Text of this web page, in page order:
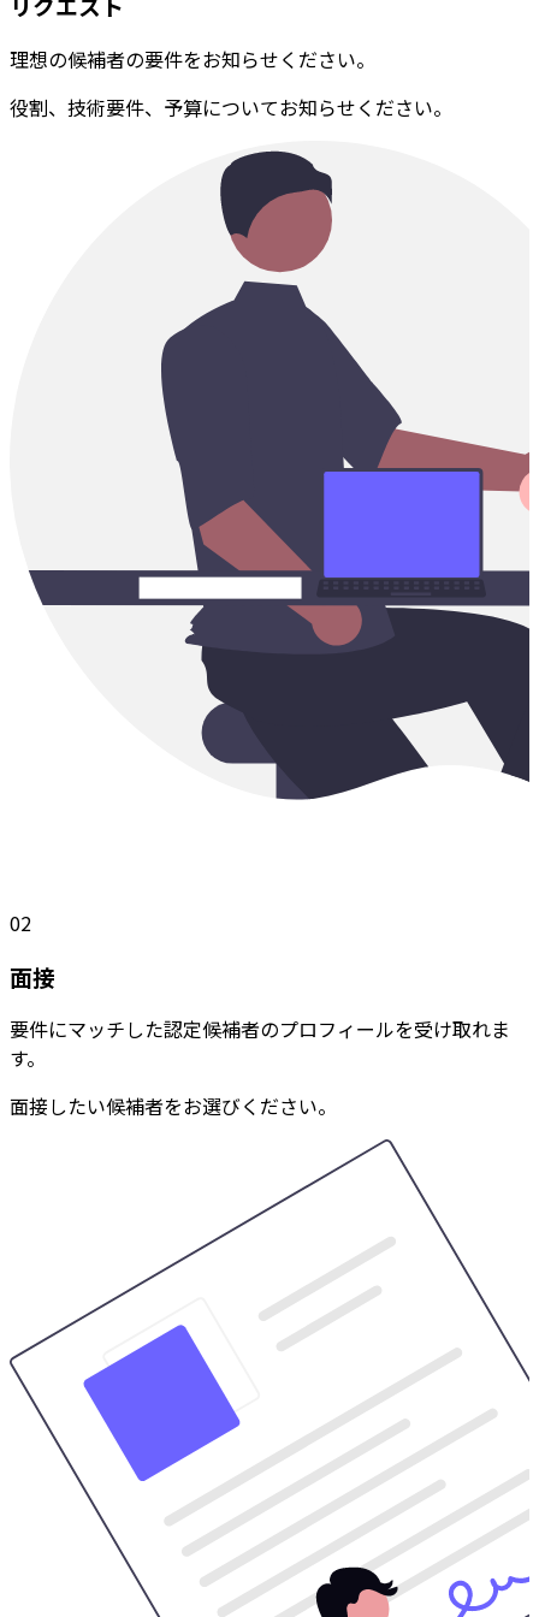
理想の候補者の要件をお知らせください。
役割、技術要件、予算についてお知らせください。
02
面接
要件にマッチした認定候補者のプロフィールを受け取れま
す。
面接したい候補者をお選びください。